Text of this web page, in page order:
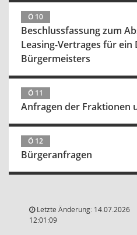
Ö 10
Beschlussfassung zum
Leasing-Vertrages für ein
Bürgermeisters
Ö 11
Anfragen der Fraktionen
Ö 12
Bürgeranfragen
Letzte Änderung: 14.07.2026
12:01:09